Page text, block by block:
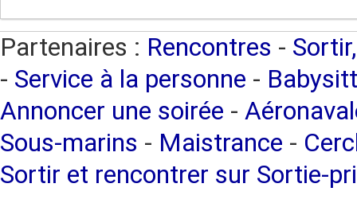
Partenaires : Rencontres -
- Service à la personne -
Annoncer une soirée -
Sous-marins - Maistrance -
Sortir et rencontrer sur Sortie-